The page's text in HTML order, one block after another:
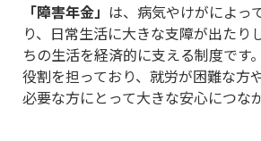
「障害年金」 は、病気やけがによっ
り、日常生活に大きな支障が出たり
ちの生活を経済的に支える制度です
役割を担っており、就労が困難な方
必要な方にとって大きな安心につな